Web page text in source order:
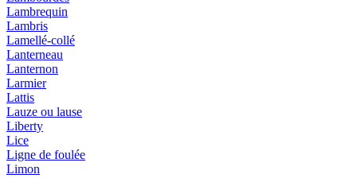
Lambrequin
Lambris
Lamellé-collé
Lanterneau
Lanternon
Larmier
Lattis
Lauze ou lause
Liberty
Lice
Ligne de foulée
Limon